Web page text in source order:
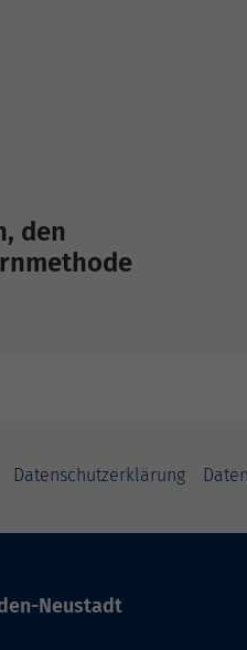
den
Datenschutzerklärung
Neustadt